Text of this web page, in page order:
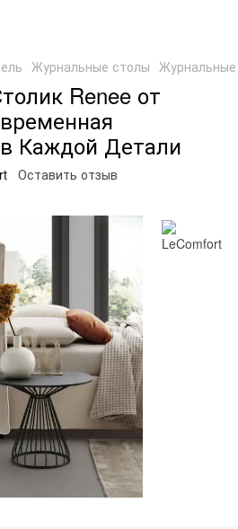
Журнальные столы
Renee от
Каждой Детали
Оставить отзыв